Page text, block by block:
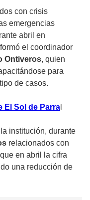
con crisis
emergencias
abril en
el coordinador
Ontiveros, quien
para
de casos.
El Sol de Parra
institución, durante
relacionados con
en abril la cifra
una reducción de